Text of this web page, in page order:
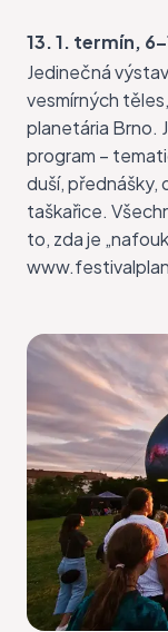
13. 1. termín,
Jedinečná
vesmírných
planetária Brno.
program –
duší, přednášky,
taškařice.
to, zda je